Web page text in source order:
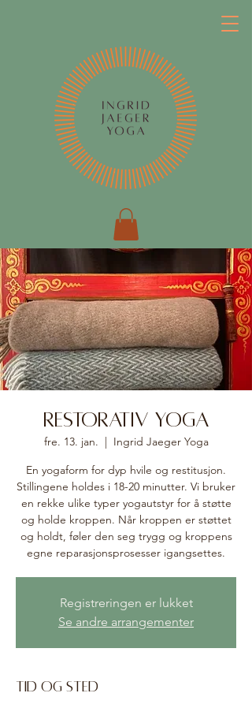
Restorativ yoga
fre. 13. jan.
  |
Ingrid Jaeger Yoga
En yogaform for dyp hvile og restitusjon.
Stillingene holdes i 18-20 minutter. Vi bruker
en rekke ulike typer yogautstyr for å støtte
og holde kroppen. Når kroppen er støttet
og holdt, føler den seg trygg og kroppens
egne reparasjonsprosesser igangsettes.
Registreringen er lukket
Se andre arrangementer
Tid og sted